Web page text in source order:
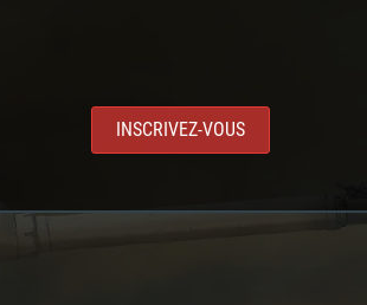
INSCRIVEZ-VOUS